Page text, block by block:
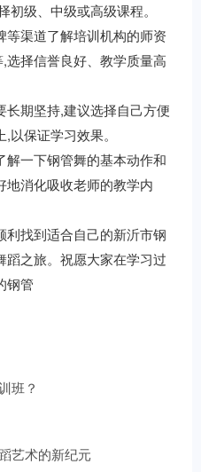
级、中级或高级课程。
等渠道了解培训机构的师资
选择信誉良好、教学质量高
长期坚持,建议选择自己方便
保证学习效果。
解一下钢管舞的基本动作和
地消化吸收老师的教学内
找到适合自己的新沂市钢
之旅。祝愿大家在学习过
钢管
班？
艺术的新纪元